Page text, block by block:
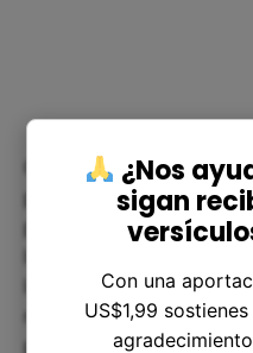
Cantares 1:17 es una
puede ayudarnos a
propósito en nuestra
la fortaleza que
nuestra vida espiritual,
podemos encontrar al
¿Nos
sigan
Con una
US$1,99